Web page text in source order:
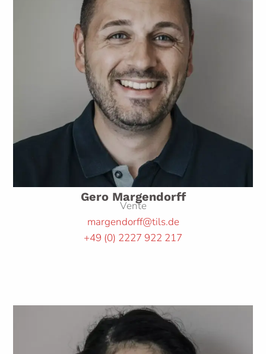
Gero Margendorff
Vente
margendorff@tils.de
+49 (0) 2227 922 217